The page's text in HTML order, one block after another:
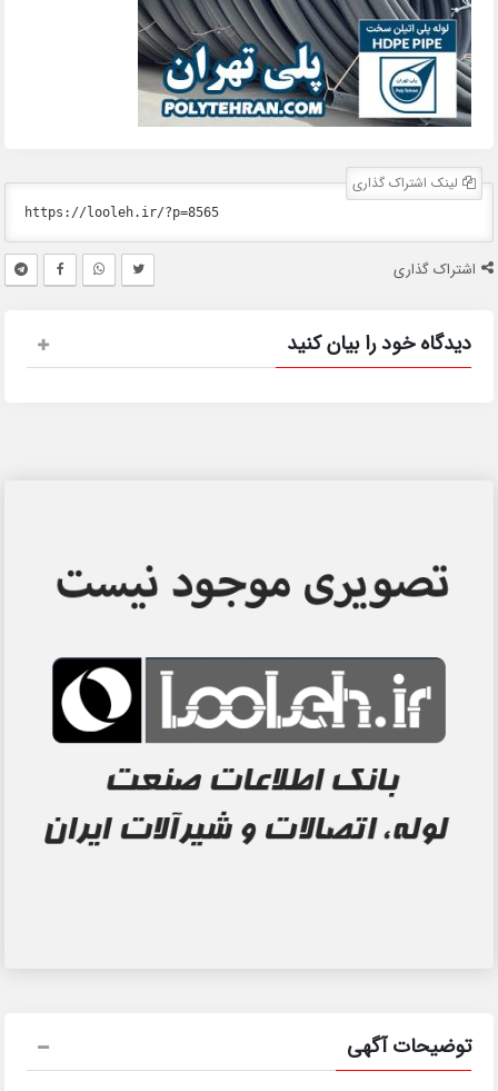
لینک اشتراک گذاری
اشتراک گذاری
دیدگاه خود را بیان کنید
توضیحات آگهی